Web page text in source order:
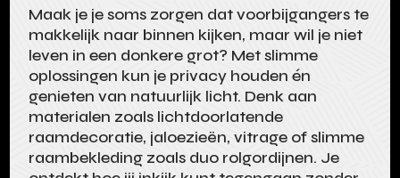
Maak je je soms zorgen dat voorbijgangers te
makkelijk naar binnen kijken, maar wil je niet
leven in een donkere grot? Met slimme
oplossingen kun je privacy houden én
genieten van natuurlijk licht. Denk aan
materialen zoals lichtdoorlatende
raamdecoratie, jaloezieën, vitrage of slimme
raambekleding zoals duo rolgordijnen. Je